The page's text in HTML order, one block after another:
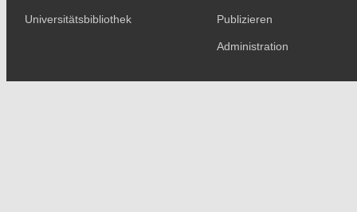
Universitätsbibliothek Publizieren
Administration